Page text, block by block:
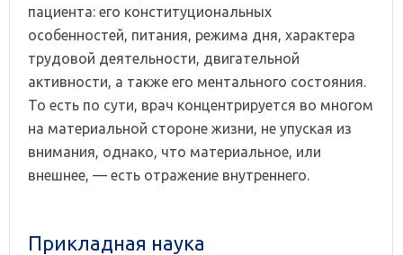
пациента: его конституциональных
особенностей, питания, режима дня, характера
трудовой деятельности, двигательной
активности, а также его ментального состояния.
То есть по сути, врач концентрируется во многом
на материальной стороне жизни, не упуская из
внимания, однако, что материальное, или
внешнее, — есть отражение внутреннего.
Прикладная наука